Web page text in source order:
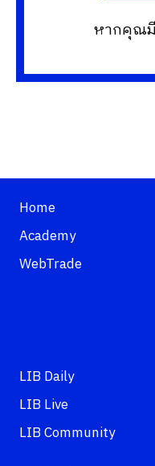
หากคุณ
Home
Academy
WebTrade
LIB Daily
LIB Live
LIB Community